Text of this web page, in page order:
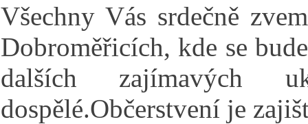
Všechny Vás srdečně
Dobroměřicích, kde se
dalších
dospělé.Občerstvení je